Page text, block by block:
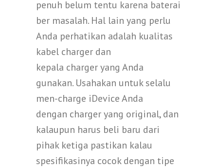
penuh belum tentu karena baterai
ber masalah. Hal lain yang perlu
Anda perhatikan adalah kualitas
kabel charger dan
kepala charger yang Anda
gunakan. Usahakan untuk selalu
men-charge iDevice Anda
dengan charger yang original, dan
kalaupun harus beli baru dari
pihak ketiga pastikan kalau
spesifikasinya cocok dengan tipe